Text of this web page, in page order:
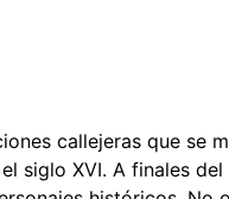
callejeras que
siglo XVI. A finales